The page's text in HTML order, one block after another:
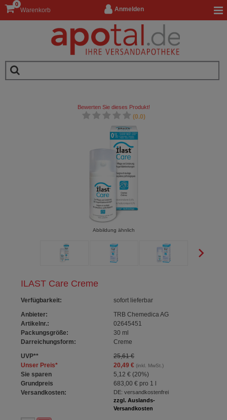
Anmelden
Warenkorb
0
ILAST Care Creme
Verfügbarkeit:
sofort lieferbar
Anbieter:
TRB Chemedica AG
Artikelnr.:
02645451
Packungsgröße:
30 ml
Darreichungsform:
Creme
UVP**
25,61 €
Unser Preis* 20,49 €(inkl. MwSt.)
Sie sparen 5,12 € (20%)
Grundpreis
683,00 €pro 1 l
Versandkosten:
DE: versandkostenfrei
zzgl. Auslands-
Versandkosten
Bewerten Sie dieses Produkt!
(0.0)
Abbildung ähnlich